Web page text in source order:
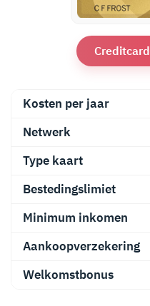
Kosten per jaar
Netwerk
Type kaart
Bestedingslimiet
Minimum inkomen
Aankoopverzekering
Welkomstbonus